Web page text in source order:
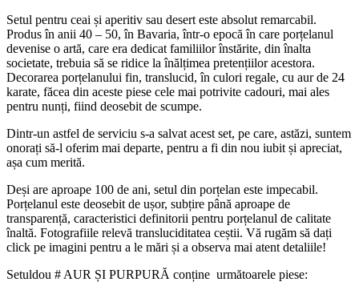
Setul pentru ceai și aperitiv sau desert este absolut remarcabil.
Produs în anii 40 – 50, în Bavaria, într-o epocă în care porțelanul
devenise o artă, care era dedicat familiilor înstărite, din înalta
societate, trebuia să se ridice la înălțimea pretențiilor acestora.
Decorarea porțelanului fin, translucid, în culori regale, cu aur de 24
karate, făcea din aceste piese cele mai potrivite cadouri, mai ales
pentru nunți, fiind deosebit de scumpe.
Dintr-un astfel de serviciu s-a salvat acest set, pe care, astăzi, suntem
onorați să-l oferim mai departe, pentru a fi din nou iubit și apreciat,
așa cum merită.
Deși are aproape 100 de ani, setul din porțelan este impecabil.
Porțelanul este deosebit de ușor, subțire până aproape de
transparență, caracteristici definitorii pentru porțelanul de calitate
înaltă. Fotografiile relevă transluciditatea ceștii. Vă rugăm să dați
click pe imagini pentru a le mări și a observa mai atent detaliile!
Setuldou # AUR ȘI PURPURĂ conține următoarele piese: